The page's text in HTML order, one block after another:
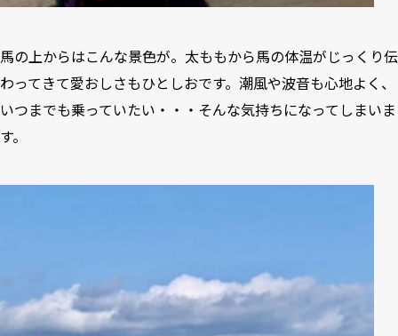
馬の上からはこんな景色が。太ももから馬の体温がじっくり伝
わってきて愛おしさもひとしおです。潮風や波音も心地よく、
いつまでも乗っていたい・・・そんな気持ちになってしまいま
す。